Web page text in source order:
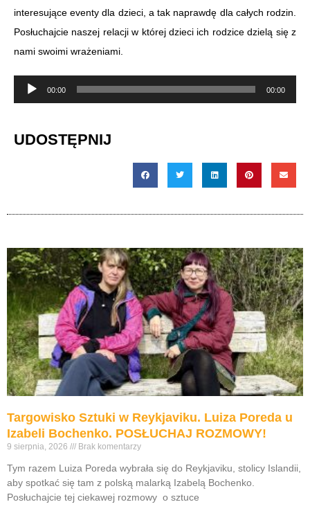
interesujące eventy dla dzieci, a tak naprawdę dla całych rodzin.
Posłuchajcie naszej relacji w której dzieci ich rodzice dzielą się z
nami swoimi wrażeniami.
Odtwarzacz
plików
00:00 00:00
UDOSTĘPNIJ
Targowisko Sztuki w Reykjaviku. Luiza Poreda u
Izabeli Bochenko. POSŁUCHAJ ROZMOWY!
9 sierpnia, 2026 Brak komentarzy
Tym razem Luiza Poreda wybrała się do Reykjaviku, stolicy Islandii,
aby spotkać się tam z polską malarką Izabelą Bochenko.
Posłuchajcie tej ciekawej rozmowy o sztuce